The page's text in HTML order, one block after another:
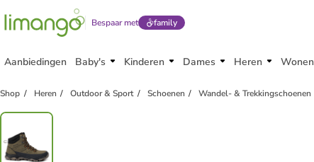
Bespaar met family
Aanbiedingen Baby's Kinderen Dames Heren Wonen
Shop Heren Outdoor & Sport Schoenen Wandel- & Trekkingschoenen